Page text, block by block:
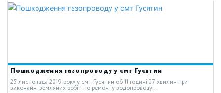
Пошкодження газопроводу у смт Гусятин
25 листопада 2019 року у смт Гусятин об 11 годині 07 хвилин при
виконанні земляних робіт по ремонту водопроводу...